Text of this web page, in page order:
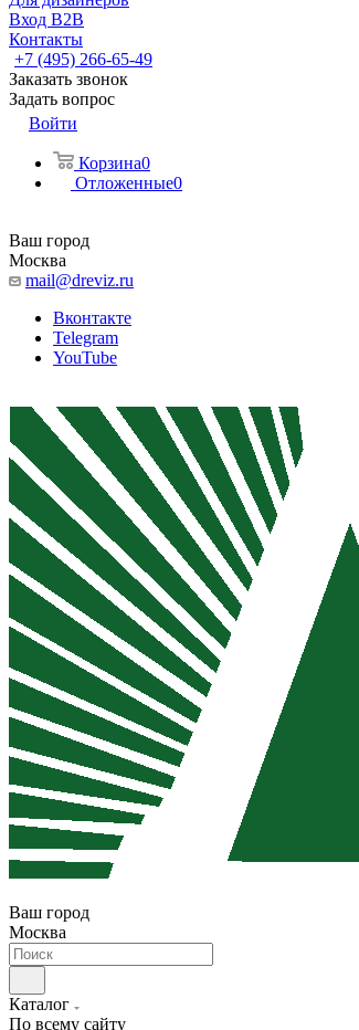
Вход B2B
Контакты
+7 (495) 266-65-49
Заказать звонок
Задать вопрос
Войти
Корзина0
Отложенные0
Ваш город
Москва
mail@dreviz.ru
Вконтакте
Telegram
YouTube
Ваш город
Москва
Каталог
По всему сайту